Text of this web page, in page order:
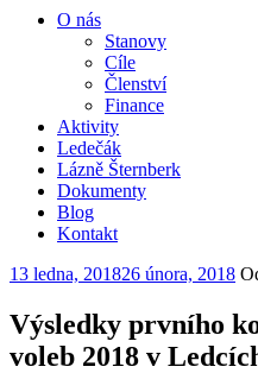
O nás
Stanovy
Cíle
Členství
Finance
Aktivity
Ledečák
Lázně Šternberk
Dokumenty
Blog
Kontakt
Publikováno
13 ledna, 201826 února, 2018
Výsledky prvního
voleb 2018 v